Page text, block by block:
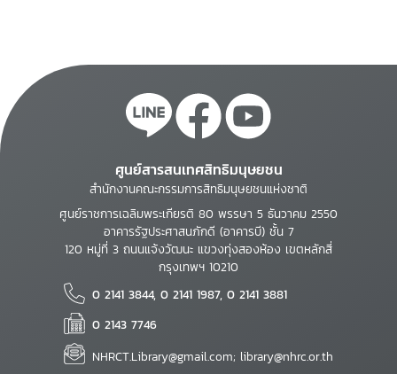
ศูนย์สารสนเทศสิทธิมนุษยชน
สำนักงานคณะกรรมการสิทธิมนุษยชนแห่งชาติ
ศูนย์ราชการเฉลิมพระเกียรติ 80 พรรษา 5 ธันวาคม 2550
อาคารรัฐประศาสนภักดี (อาคารบี) ชั้น 7
120 หมู่ที่ 3 ถนนแจ้งวัฒนะ แขวงทุ่งสองห้อง เขตหลักสี่
กรุงเทพฯ 10210
0 2141 3844, 0 2141 1987, 0 2141 3881
0 2143 7746
NHRCT.Library@gmail.com; library@nhrc.or.th